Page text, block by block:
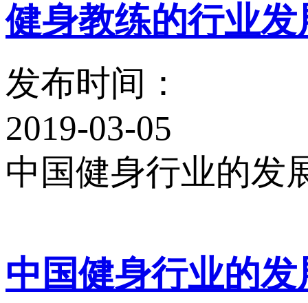
健身教练的行业
发布时间：
2019-03-05
中国健身行业的发展
中国健身行业的发